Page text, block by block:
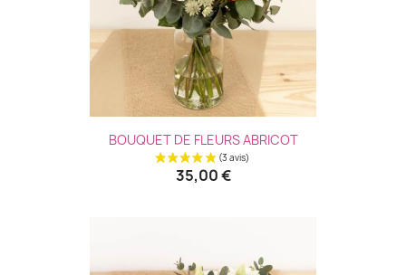
BOUQUET DE FLEURS ABRICOT
35,00 €